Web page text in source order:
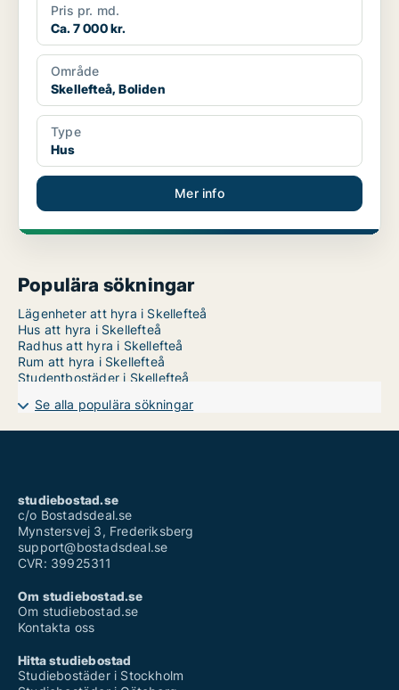
Pris pr. md.
Ca. 7 000 kr.
Område
Skellefteå, Boliden
Type
Hus
Mer info
Populära sökningar
Lägenheter att hyra i Skellefteå
Hus att hyra i Skellefteå
Radhus att hyra i Skellefteå
Rum att hyra i Skellefteå
Studentbostäder i Skellefteå
Se alla populära sökningar
studiebostad.se
c/o Bostadsdeal.se
Mynstersvej 3, Frederiksberg
support@bostadsdeal.se
CVR: 39925311
Om studiebostad.se
Om studiebostad.se
Kontakta oss
Hitta studiebostad
Studiebostäder i Stockholm